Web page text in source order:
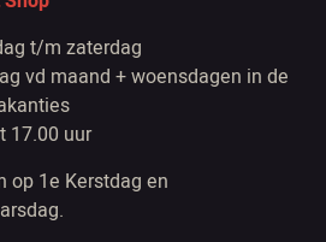
t/m zaterdag
vd maand + woensdagen in de
17.00 uur
op 1e Kerstdag en